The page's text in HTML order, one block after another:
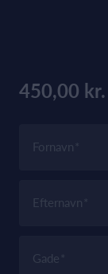
450,00 kr.
Fornavn
Efternavn
Gade